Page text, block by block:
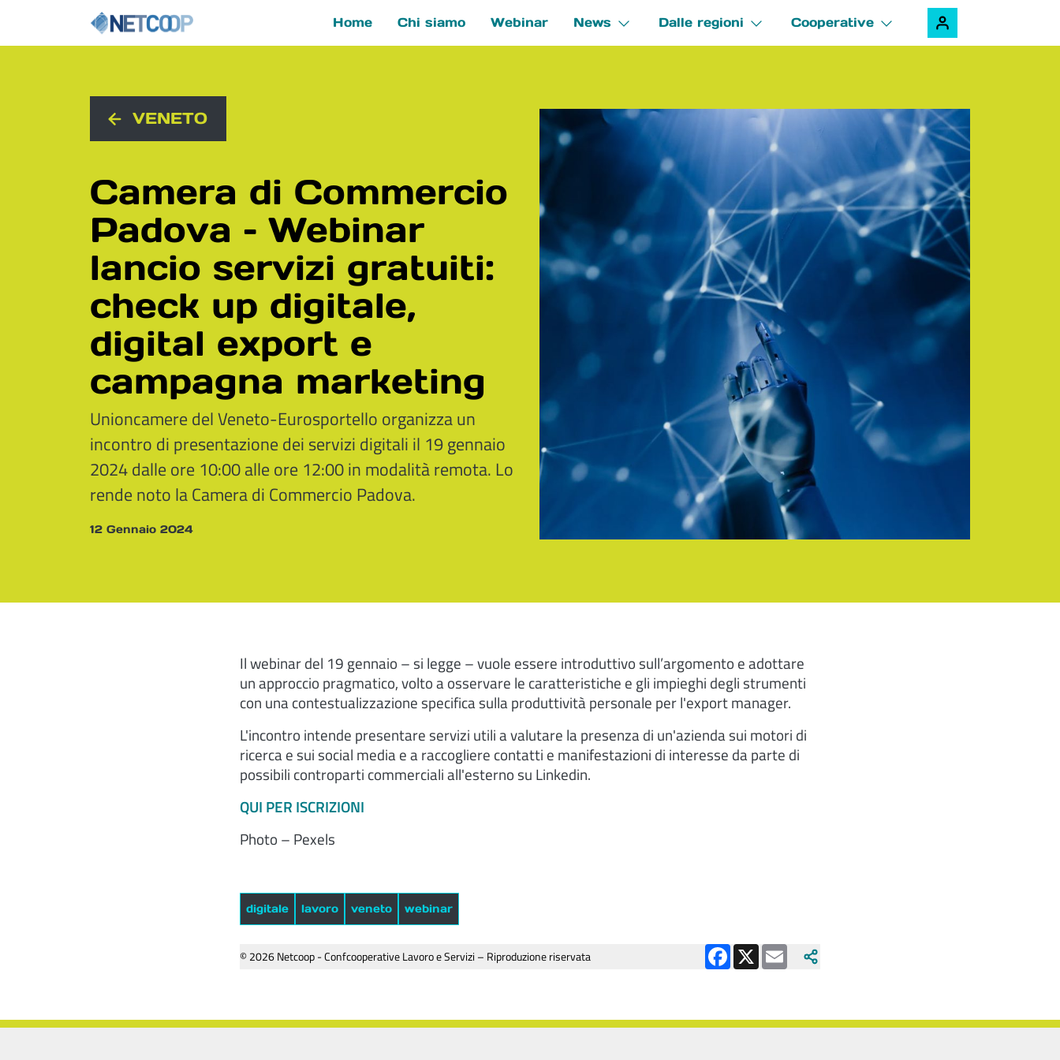
Navigazione principale
Home Chi siamo Webinar News Dalle regioni Cooperative
VENETO
Camera di Commercio
Padova – Webinar
lancio servizi gratuiti:
check up digitale,
digital export e
campagna marketing
Unioncamere del Veneto-Eurosportello organizza un
incontro di presentazione dei servizi digitali il 19 gennaio
2024 dalle ore 10:00 alle ore 12:00 in modalità remota. Lo
rende noto la Camera di Commercio Padova.
12 Gennaio 2024
Il webinar del 19 gennaio – si legge – vuole essere introduttivo sull’argomento e adottare
un approccio pragmatico, volto a osservare le caratteristiche e gli impieghi degli strumenti
con una contestualizzazione specifica sulla produttività personale per l'export manager.
L'incontro intende presentare servizi utili a valutare la presenza di un'azienda sui motori di
ricerca e sui social media e a raccogliere contatti e manifestazioni di interesse da parte di
possibili controparti commerciali all'esterno su Linkedin.
QUI PER ISCRIZIONI
Photo – Pexels
digitale lavoro veneto webinar
© 2026 Netcoop - Confcooperative Lavoro e Servizi – Riproduzione riservata Facebook
X Email